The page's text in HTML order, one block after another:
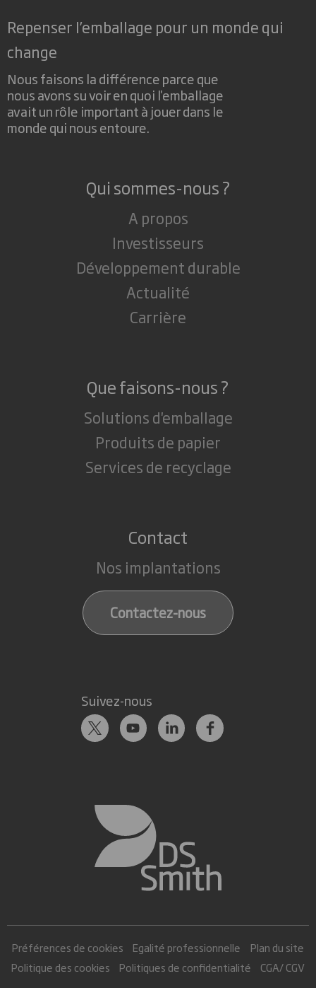
Repenser l’emballage pour un monde qui
change
Nous faisons la différence parce que
nous avons su voir en quoi l'emballage
avait un rôle important à jouer dans le
monde qui nous entoure.
Qui sommes-nous ?
A propos
Investisseurs
Développement durable
Actualité
Carrière
Que faisons-nous ?
Solutions d'emballage
Produits de papier
Services de recyclage
Contact
Nos implantations
Contactez-nous
Suivez-nous
Préférences de cookies Egalité professionnelle
Plan du site
Politique des cookies
Politiques de confidentialité CGA/ CGV